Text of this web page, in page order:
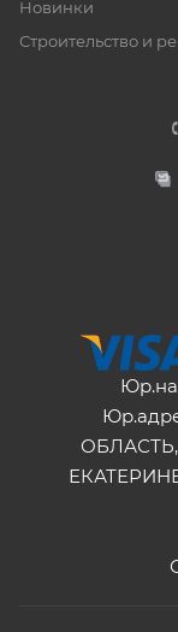
Новинки
Строительство и